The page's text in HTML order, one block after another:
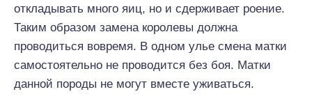
откладывать много яиц, но и сдерживает роение.
Таким образом замена королевы должна
проводиться вовремя. В одном улье смена матки
самостоятельно не проводится без боя. Матки
данной породы не могут вместе уживаться.